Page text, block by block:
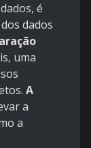
é
dados
uma
A
a
a